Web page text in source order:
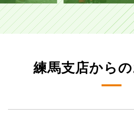
練馬支店から